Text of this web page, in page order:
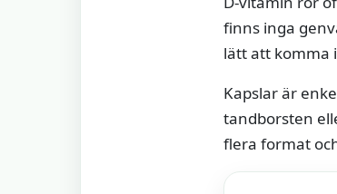
finns inga
lätt att komma
Kapslar är
tandborsten
flera format